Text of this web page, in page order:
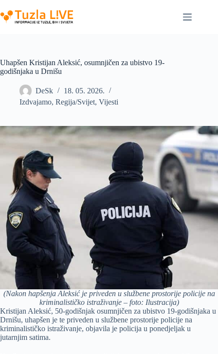
to
content
Uhapšen Kristijan Aleksić, osumnjičen za ubistvo 19-
godišnjaka u Drnišu
DeSk
18. 05. 2026.
Izdvajamo, Regija/Svijet, Vijesti
(Nakon hapšenja Aleksić je priveden u službene prostorije policije na
kriminalističko istraživanje – foto: Ilustracija)
Kristijan Aleksić, 50-godišnjak osumnjičen za ubistvo 19-godišnjaka u
Drnišu, uhapšen je te priveden u službene prostorije policije na
kriminalističko istraživanje, objavila je policija u ponedjeljak u
jutarnjim satima.